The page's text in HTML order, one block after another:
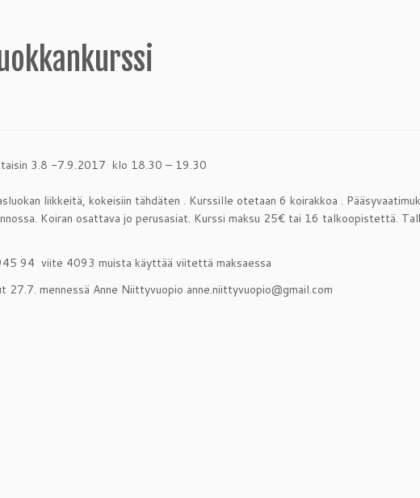
3.8 -7.9.2017 klo 18.30 – 19.30
liikkeitä, kokeisiin tähdäten . Kurssille otetaan 6 koirakkoa .
Koiran osattava jo perusasiat. Kurssi maksu 25€ tai 16 talkoopistettä.
94 viite 4093 muista käyttää viitettä maksaessa
mennessä Anne Niittyvuopio anne.niittyvuopio@gmail.com